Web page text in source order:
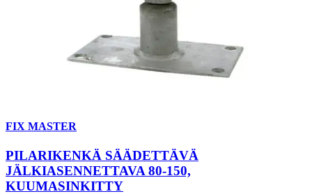
FIX MASTER
PILARIKENKÄ SÄÄDETTÄVÄ
JÄLKIASENNETTAVA 80-150,
KUUMASINKITTY